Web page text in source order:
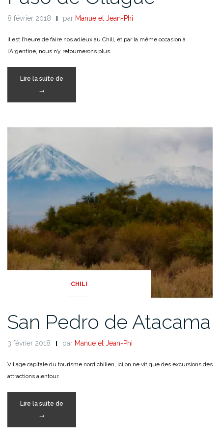
8 février 2018 par Manue et Jean-Phi
Il est l’heure de faire nos adieux au Chili, et par la même occasion à
l’Argentine, nous n’y retournerons plus.
Lire la suite de
Ollagüe »
→
CHILI
San Pedro de Atacama
3 février 2018 par Manue et Jean-Phi
Village capitale du tourisme nord chilien, ici on ne vit que des excursions des
attractions alentour.
Lire la suite de
de
→